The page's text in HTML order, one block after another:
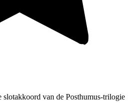
slotakkoord van de Posthumus-trilogie